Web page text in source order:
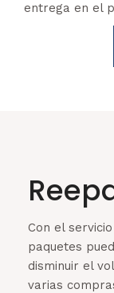
entrega en el
Con el
paquetes
disminuir el
varias